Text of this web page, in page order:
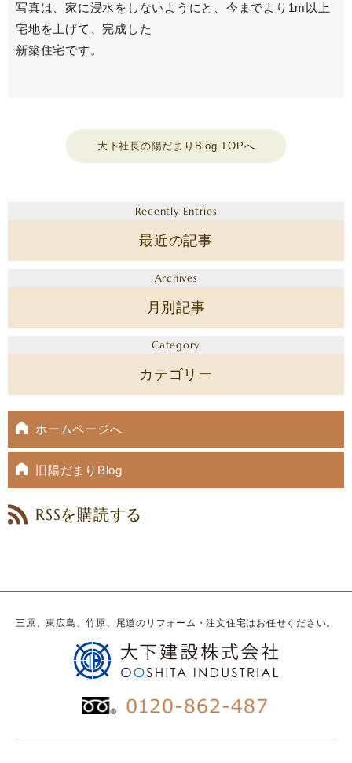
写真は、家に浸水をしないようにと、今までより1m以上
宅地を上げて、完成した
新築住宅です。
大下社長の陽だまりBlog TOPへ
Recently Entries
最近の記事
Archives
月別記事
Category
カテゴリー
ホームページへ
旧陽だまりBlog
RSSを購読する
三原、東広島、竹原、尾道のリフォーム・注文住宅はお任せください。